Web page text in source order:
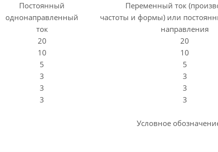
Постоянный
однонаправленный
ток
Переменный ток
частоты и формы) или
направления
20 20
10 10
5 5
3 3
3 3
3 3
Условное